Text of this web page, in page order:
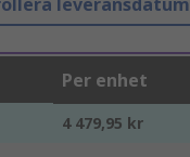
leveransdatum
Per enhet
4 479,95 kr